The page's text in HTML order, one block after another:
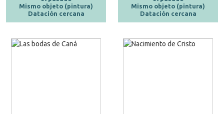
Mismo objeto (pintura)
Datación cercana
Mismo objeto (pintura)
Datación cercana